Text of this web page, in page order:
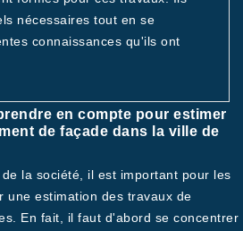
nécessaires tout en se
connaissances qu'ils ont
en compte pour estimer
de façade dans la ville de
la société, il est important pour les
une estimation des travaux de
En fait, il faut d'abord se concentrer